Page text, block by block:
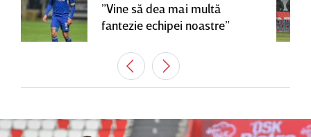
”Vine să dea mai multă
fantezie echipei noastre”